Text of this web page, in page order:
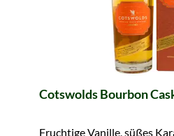
Cotswolds Bourbon
Fruchtige Vanille, süßes